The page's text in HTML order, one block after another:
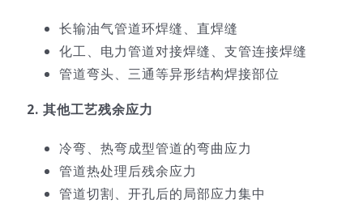
长输油气管道环焊缝、直焊缝
化工、电力管道对接焊缝、支管连接焊缝
管道弯头、三通等异形结构焊接部位
2. 其他工艺残余应力
冷弯、热弯成型管道的弯曲应力
管道热处理后残余应力
管道切割、开孔后的局部应力集中